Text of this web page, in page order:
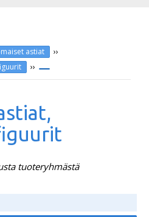
astiat ››
››
tuoteryhmästä